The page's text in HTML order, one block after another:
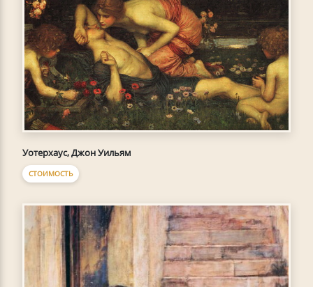
Уотерхаус, Джон Уильям
СТОИМОСТЬ